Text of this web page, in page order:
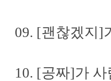
09. [괜찮겠지]
10. [공짜]가